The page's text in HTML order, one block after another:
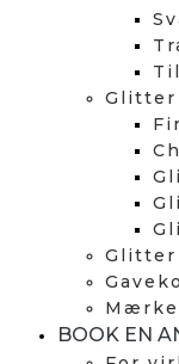
Glitter
Glitter
BOOK EN